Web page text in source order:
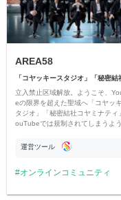
AREA58
立入禁止区域解放。ようこそ、
eの限界を超えた聖域へ「コヤッ
タジオ」「秘密結社コヤミナティ
ouTubeでは規制されてしまうよ
公開。
運営ツール
オンラインコミュニティ